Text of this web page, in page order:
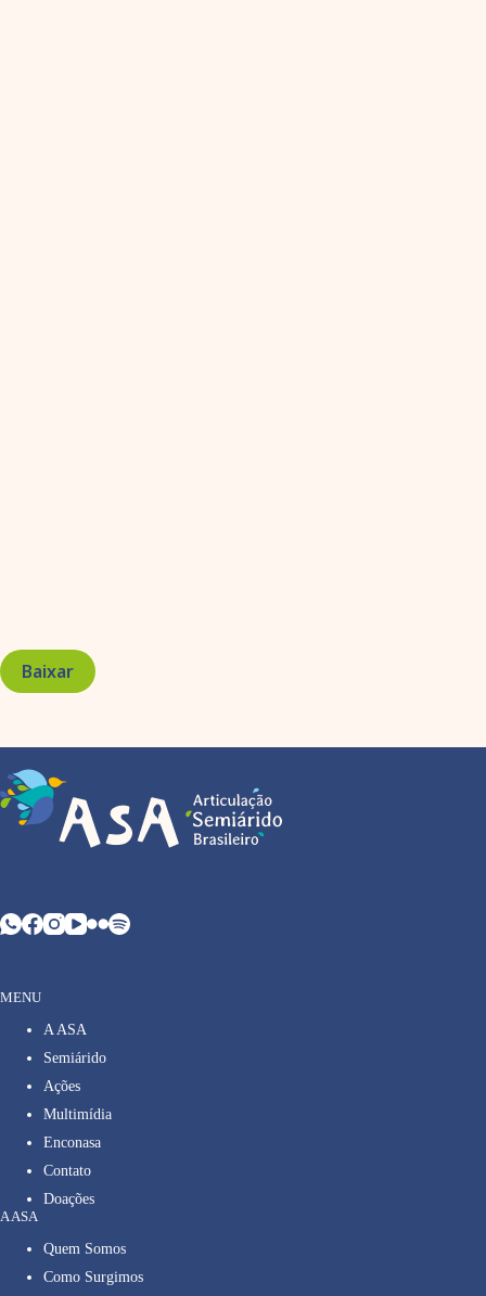
Baixar
MENU
A ASA
Semiárido
Ações
Multimídia
Enconasa
Contato
Doações
A ASA
Quem Somos
Como Surgimos